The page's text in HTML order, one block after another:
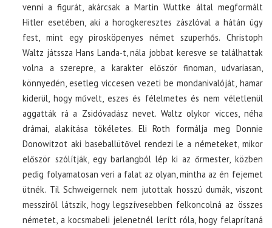
venni a figurát, akárcsak a Martin Wuttke által megformált
Hitler esetében, aki a horogkeresztes zászlóval a hátán úgy
fest, mint egy pirosköpenyes német szuperhős. Christoph
Waltz játssza Hans Landa-t, nála jobbat keresve se találhattak
volna a szerepre, a karakter először finoman, udvariasan,
könnyedén, esetleg viccesen vezeti be mondanivalóját, hamar
kiderül, hogy művelt, eszes és félelmetes és nem véletlenül
aggatták rá a Zsidóvadász nevet. Waltz olykor vicces, néha
drámai, alakítása tökéletes. Eli Roth formálja meg Donnie
Donowitzot aki baseballütővel rendezi le a németeket, mikor
először szólítják, egy barlangból lép ki az őrmester, közben
pedig folyamatosan veri a falat az olyan, mintha az én fejemet
ütnék. Til Schweigernek nem jutottak hosszú dumák, viszont
messziről látszik, hogy legszívesebben felkoncolná az összes
németet, a kocsmabeli jelenetnél lerítt róla, hogy felaprítaná